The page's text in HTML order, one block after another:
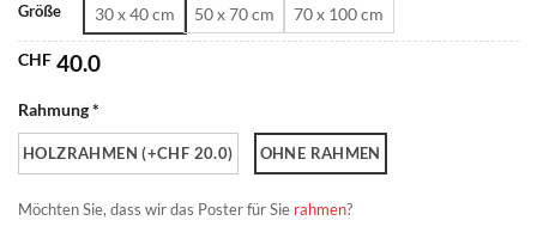
Größe 30 x 40 cm 50 x 70 cm 70 x 100 cm
CHF 40.0
Rahmung *
HOLZRAHMEN (+CHF 20.0) OHNE RAHMEN
Möchten Sie, dass wir das Poster für Sie rahmen?